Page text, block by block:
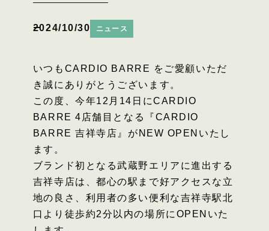
2024/10/30 ニュース
いつもCARDIO BARRE をご愛顧いただ
き誠にありがとうございます。
この度、今年12月14日にCARDIO
BARRE 4店舗目となる『CARDIO
BARRE 吉祥寺店』がNEW OPENいたし
ます。
ブランド初となる武蔵野エリアに進出する
吉祥寺店は、都心の駅まで好アクセスな立
地の良さ、利用者の多い便利な吉祥寺駅北
口より徒歩約2分以内の場所にOPENいた